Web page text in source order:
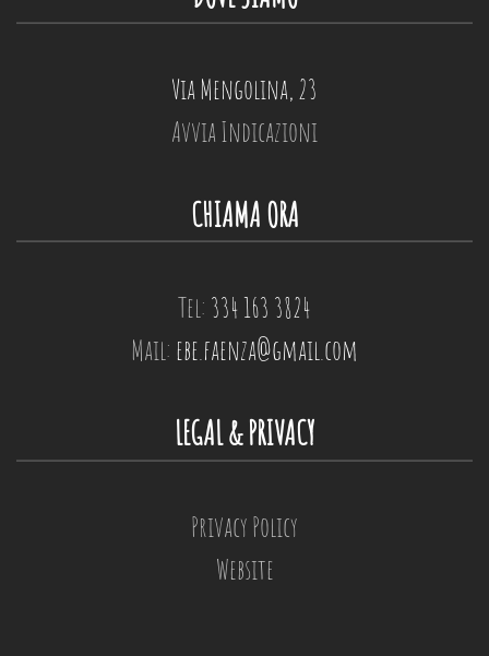
Via Mengolina, 23
Avvia Indicazioni
CHIAMA ORA
Tel: 334 163 3824
Mail: ebe.faenza@gmail.com
LEGAL & PRIVACY
Privacy Policy
Website